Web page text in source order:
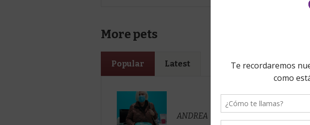
More pets
Popular Latest
ANDREA